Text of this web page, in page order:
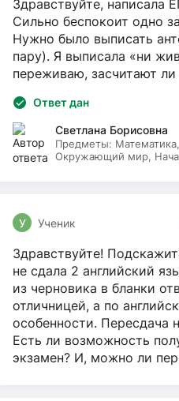
Здравствуйте, написала
Сильно беспокоит одно
Нужно было выписать
пару). Я выписала «ни
переживаю, засчитают ли
Ответ дан
Светлана Борисовна
Предметы:
Окружающий мир,
У Ученик
Здравствуйте!
не сдала 2 английский
из черновика в бланки
отличницей, а по
особенности. Пересдача
Есть ли возможность
экзамен? И, можно ли